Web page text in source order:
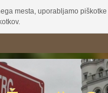
mesta, uporabljamo